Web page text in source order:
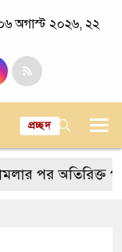
০৬ অগাস্ট ২০২৬, ২২
প্রচ্ছদ
অতিরিক্ত পুলিশ